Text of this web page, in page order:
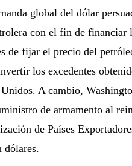
global del dólar
con el fin de financiar
de fijar el precio del
los excedentes
A cambio,
de armamento al
de Países
dólares.